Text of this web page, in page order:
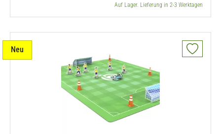
Auf Lager. Lieferung in 2-3 Werktagen
Neu